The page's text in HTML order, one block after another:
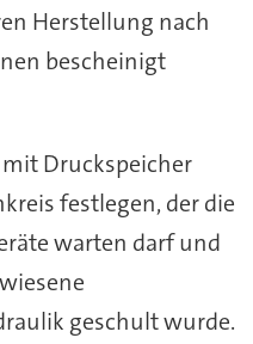
Herstellung nach
bescheinigt
Druckspeicher
festlegen, der die
warten darf und
geschult wurde.